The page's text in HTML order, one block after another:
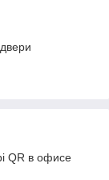
QR в офисе